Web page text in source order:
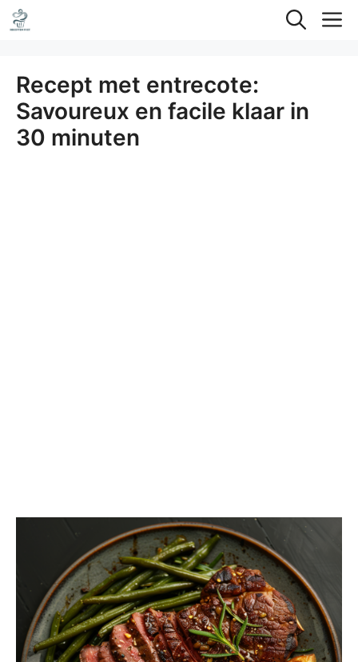
Ga
naar
inhoud
Recept met entrecote:
Savoureux en facile klaar in
30 minuten